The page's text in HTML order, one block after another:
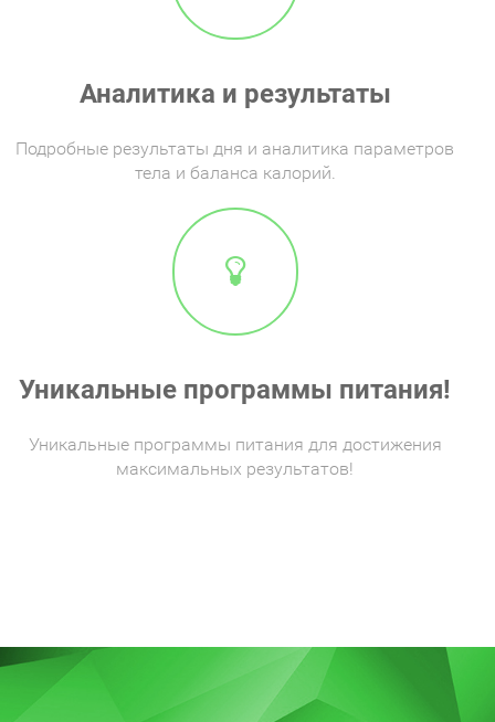
Аналитика и результаты
Подробные результаты дня и аналитика параметров
тела и баланса калорий.
Уникальные программы питания!
Уникальные программы питания для достижения
максимальных результатов!